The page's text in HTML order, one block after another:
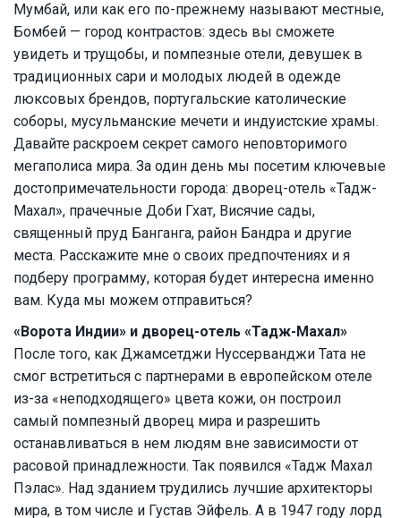
Мумбай, или как его по-прежнему называют местные,
Бомбей — город контрастов: здесь вы сможете
увидеть и трущобы, и помпезные отели, девушек в
традиционных сари и молодых людей в одежде
люксовых брендов, португальские католические
соборы, мусульманские мечети и индуистские храмы.
Давайте раскроем секрет самого неповторимого
мегаполиса мира. За один день мы посетим ключевые
достопримечательности города: дворец-отель «Тадж-
Махал», прачечные Доби Гхат, Висячие сады,
священный пруд Банганга, район Бандра и другие
места. Расскажите мне о своих предпочтениях и я
подберу программу, которая будет интересна именно
вам. Куда мы можем отправиться?
«Ворота Индии» и дворец-отель «Тадж-Махал»
После того, как Джамсетджи Нуссерванджи Тата не
смог встретиться с партнерами в европейском отеле
из-за «неподходящего» цвета кожи, он построил
самый помпезный дворец мира и разрешить
останавливаться в нем людям вне зависимости от
расовой принадлежности. Так появился «Тадж Махал
Пэлас». Над зданием трудились лучшие архитекторы
мира, в том числе и Густав Эйфель. А в 1947 году лорд